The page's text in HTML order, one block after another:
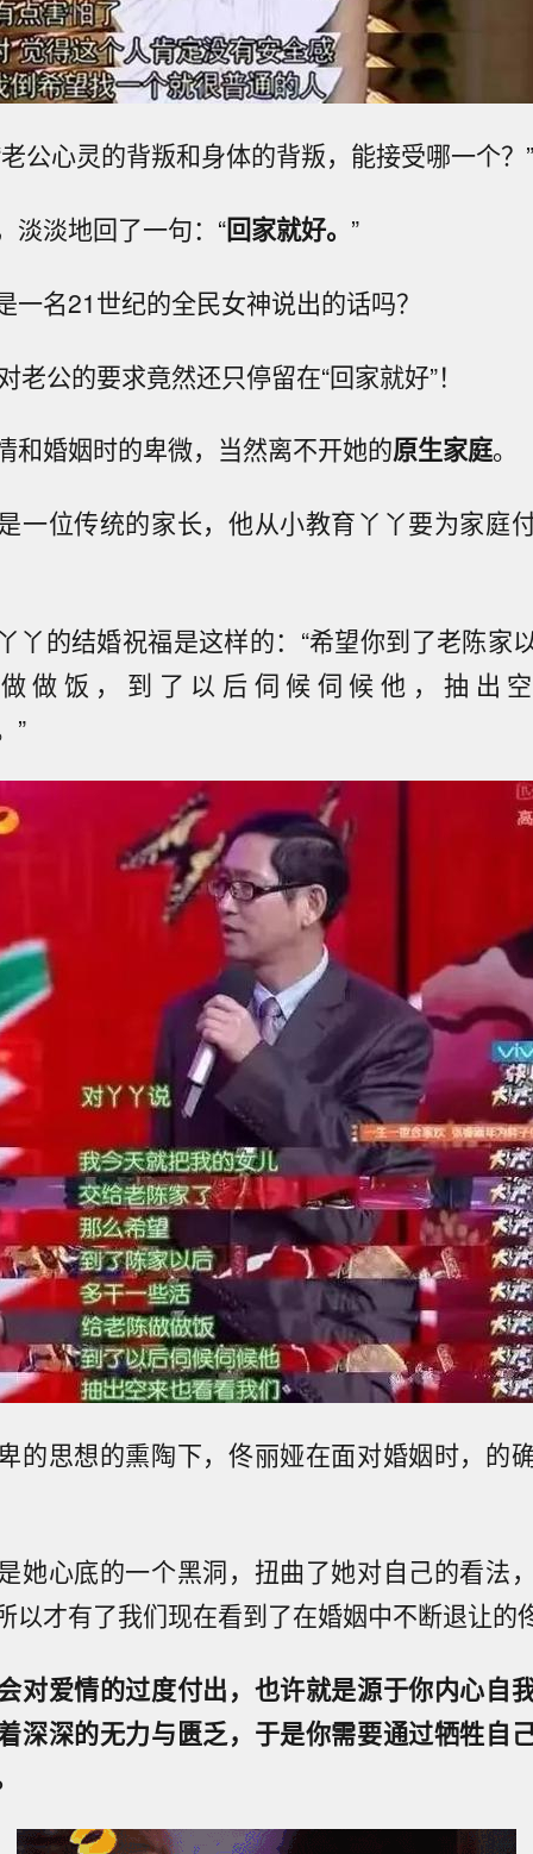
公心灵的背叛和身体的背叛，能接受哪一个？”
淡淡地回了一句：“回家就好。 ”
一名21世纪的全民女神说出的话吗？
老公的要求竟然还只停留在“回家就好”！
和婚姻时的卑微，当然离不开她的原生家庭。
一位传统的家长，他从小教育丫丫要为家庭
丫的结婚祝福是这样的：“希望你到了老陈家
做饭，到了以后伺候伺候他，抽出
”
的思想的熏陶下，佟丽娅在面对婚姻时，的
她心底的一个黑洞，扭曲了她对自己的看法
以才有了我们现在看到了在婚姻中不断退让的
对爱情的过度付出，也许就是源于你内心自
深深的无力与匮乏，于是你需要通过牺牲自